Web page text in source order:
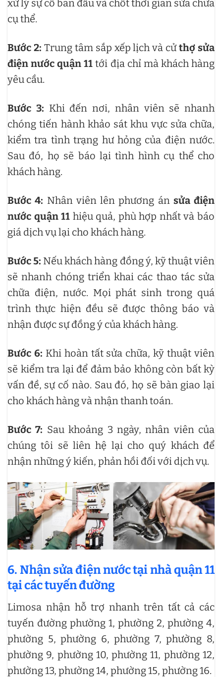
xử lý sự cố ban đầu và chốt thời gian sửa chữa
cụ thể.
Bước 2: Trung tâm sắp xếp lịch và cửthợ sửa
điện nước quận 11 tới địa chỉ mà khách hàng
yêu cầu.
Bước 3: Khi đến nơi, nhân viên sẽ nhanh
chóng tiến hành khảo sát khu vực sửa chữa,
kiểm tra tình trạng hư hỏng của điện nước.
Sau đó, họ sẽ báo lại tình hình cụ thể cho
khách hàng.
Bước 4: Nhân viên lên phương án sửa điện
nước quận 11 hiệu quả, phù hợp nhất và báo
giá dịch vụ lại cho khách hàng.
Bước 5: Nếu khách hàng đồng ý, kỹ thuật viên
sẽ nhanh chóng triển khai các thao tác sửa
chữa điện, nước. Mọi phát sinh trong quá
trình thực hiện đều sẽ được thông báo và
nhận được sự đồng ý của khách hàng.
Bước 6: Khi hoàn tất sửa chữa, kỹ thuật viên
sẽ kiểm tra lại để đảm bảo không còn bất kỳ
vấn đề, sự cố nào. Sau đó, họ sẽ bàn giao lại
cho khách hàng và nhận thanh toán.
Bước 7: Sau khoảng 3 ngày, nhân viên của
chúng tôi sẽ liên hệ lại cho quý khách để
nhận những ý kiến, phản hồi đối với dịch vụ.
6. Nhận sửa điện nước tại nhà quận 11
tại các tuyến đường
Limosa nhận hỗ trợ nhanh trên tất cả các
tuyến đường phường 1, phường 2, phường 4,
phường 5, phường 6, phường 7, phường 8,
phường 9, phường 10, phường 11, phường 12,
phường 13, phường 14, phường 15, phường 16.